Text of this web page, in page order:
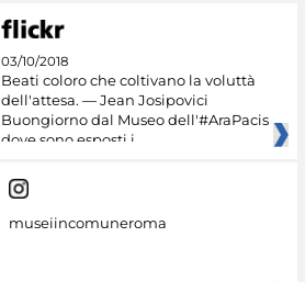
03/10/2018
Beati coloro che coltivano la voluttà
dell'attesa. — Jean Josipovici
Buongiorno dal Museo dell'#AraPacis
dove sono esposti i
museiincomuneroma